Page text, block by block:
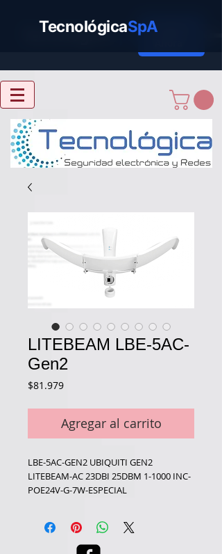
LITEBEAM LBE-5AC-
Gen2
$81.979Precio
Agregar al carrito
LBE-5AC-GEN2 UBIQUITI GEN2
LITEBEAM-AC 23DBI 25DBM 1-1000 INC-
POE24V-G-7W-ESPECIAL
TecnológicaSpA
Cotizar
TecnológicaSpA